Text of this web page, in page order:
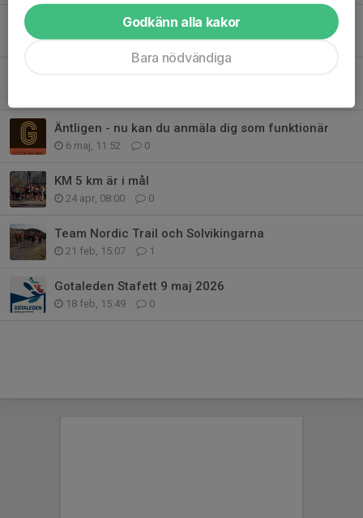
Pust, pust. Vi som testade Aufguss i bastun.
13 maj, 09:52 0
Äntligen - nu kan du anmäla dig som funktionär
6 maj, 11:52 0
KM 5 km är i mål
24 apr, 08:00 0
Team Nordic Trail och Solvikingarna
21 feb, 15:07 1
Gotaleden Stafett 9 maj 2026
18 feb, 15:49 0
Godkänn alla kakor
Bara nödvändiga